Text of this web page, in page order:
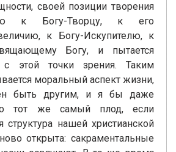
своей позиции творения
к Богу-Творцу, к его
к Богу-Искупителю, к
Богу, и пытается
с этой точки зрения. Таким
моральный аспект жизни,
быть другим, и я бы даже
тот же самый плод, если
структура нашей христианской
открыта: сакраментальные